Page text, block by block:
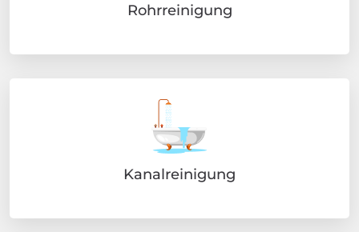
Rohrreinigung
Kanalreinigung